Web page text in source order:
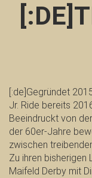
[:de]Gegründet
Jr. Ride bereits
Beeindruckt von
der 60er-Jahre
zwischen
Zu ihren bisherigen
Maifeld Derby mit